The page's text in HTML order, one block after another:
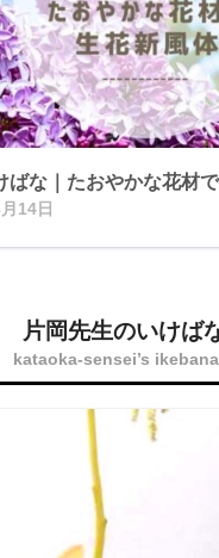
ばな｜たおやかな花材
14日
片岡先生のいけば
kataoka-sensei’s